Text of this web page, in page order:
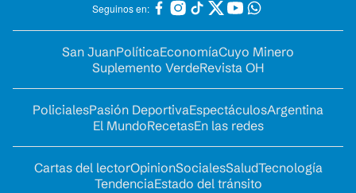
Seguinos en:
San JuanPolíticaEconomíaCuyo Minero
Suplemento VerdeRevista OH
PolicialesPasión DeportivaEspectáculosArgentina
El MundoRecetasEn las redes
Cartas del lectorOpinionSocialesSaludTecnología
TendenciaEstado del tránsito